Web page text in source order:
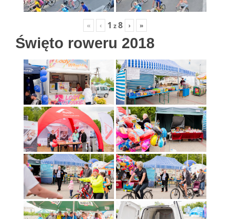
« ‹ 1 z8 › »
Święto roweru 2018